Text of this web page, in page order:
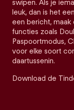
swipen. Als je
leuk, dan is het
een bericht,
functies zoals
Paspoortmodus,
voor elke soort
daartussenin.
Download de